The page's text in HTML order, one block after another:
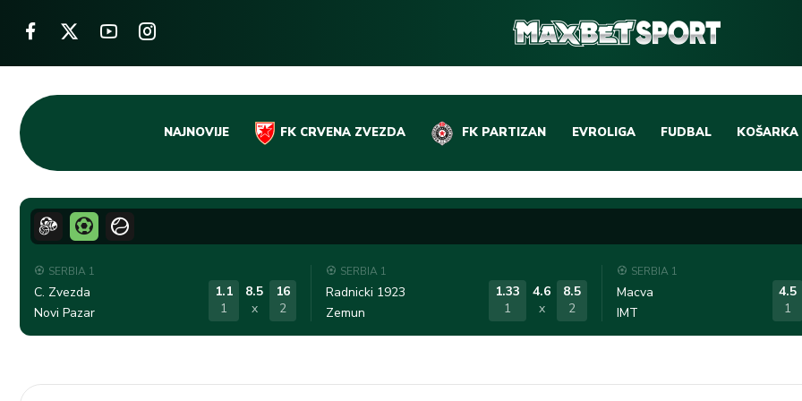
Skip
content
NAJNOVIJE FK CRVENA ZVEZDA FK PARTIZAN EVROLIGA FUDBAL
DOMAĆI FUDBAL
LIGE PETICE
KOŠARKA
EVROLIGA
ABA LIGA
SERBIA 1
C. Zvezda
Novi Pazar
1.1
1
8.5
x
16
2
SERBIA 1
Radnicki 1923
Zemun
1.33
1
4.6
x
8.5
2
SERBIA 1
Macva
IMT
4.5
1